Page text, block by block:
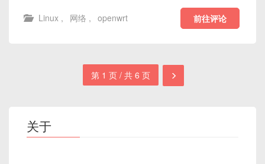
Linux , 网络 , openwrt 前往评论
第 1 页 / 共 6 页
关于